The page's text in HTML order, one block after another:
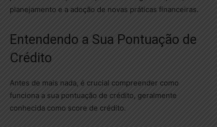
planejamento e a adoção de novas práticas financeiras.
Entendendo a Sua Pontuação de
Crédito
Antes de mais nada, é crucial compreender como
funciona a sua pontuação de crédito, geralmente
conhecida como score de crédito.